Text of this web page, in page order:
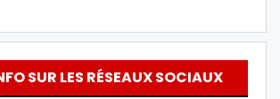
SUR LES RÉSEAUX SOCIAUX